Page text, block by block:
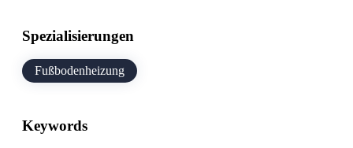
Spezialisierungen
Fußbodenheizung
Keywords